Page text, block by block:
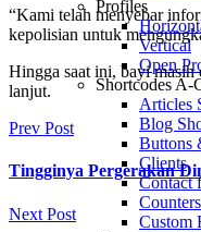
Profiles
Vertical
Open
Shortcodes A-
Articles
Blog
Buttons
Clients
Contact
Custom
“Kami telah menyebar
kepolisian untuk
Hingga saat ini, bayi
lanjut.
Prev Post
Tingginya Pergerakan
Next Post